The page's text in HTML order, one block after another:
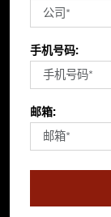
手机号码:
邮箱: